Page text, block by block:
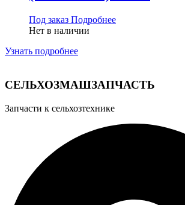
Под заказ Подробнее
Нет в наличии
Узнать подробнее
СЕЛЬХОЗМАШЗАПЧАСТЬ
Запчасти к сельхозтехнике